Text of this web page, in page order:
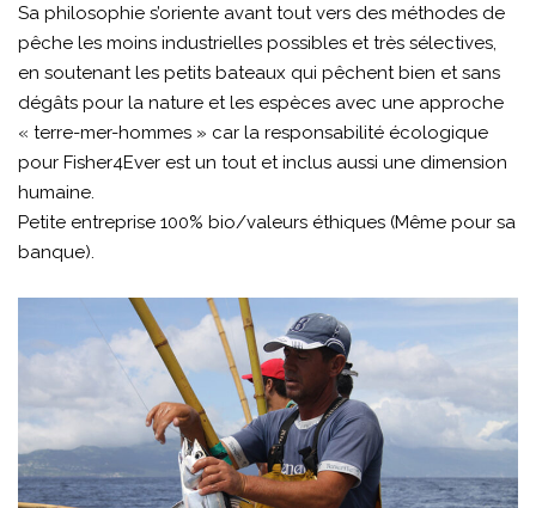
Sa philosophie s’oriente avant tout vers des méthodes de
pêche les moins industrielles possibles et très sélectives,
en soutenant les petits bateaux qui pêchent bien et sans
dégâts pour la nature et les espèces avec une approche
« terre-mer-hommes » car la responsabilité écologique
pour Fisher4Ever est un tout et inclus aussi une dimension
humaine.
Petite entreprise 100% bio/valeurs éthiques (Même pour sa
banque).